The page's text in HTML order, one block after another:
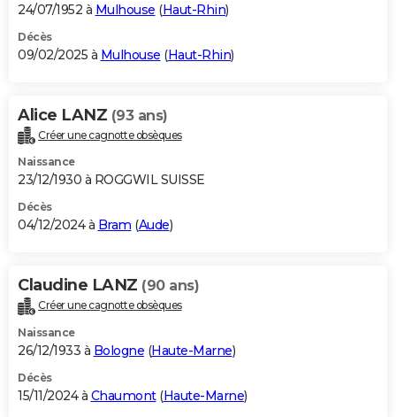
24/07/1952 à Mulhouse (Haut-Rhin)
Décès
09/02/2025 à Mulhouse (Haut-Rhin)
Alice LANZ (93 ans)
Créer une cagnotte obsèques
Naissance
23/12/1930 à ROGGWIL SUISSE
Décès
04/12/2024 à Bram (Aude)
Claudine LANZ (90 ans)
Créer une cagnotte obsèques
Naissance
26/12/1933 à Bologne (Haute-Marne)
Décès
15/11/2024 à Chaumont(Haute-Marne)